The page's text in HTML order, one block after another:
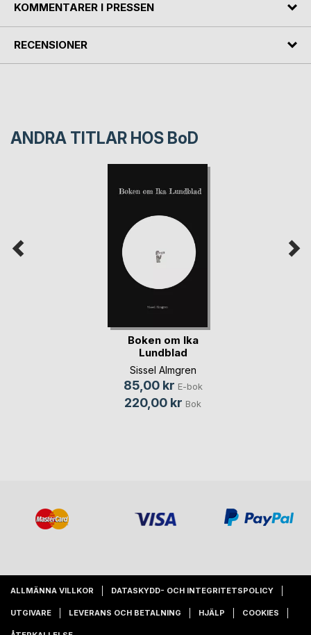
KOMMENTARER I PRESSEN
RECENSIONER
ANDRA TITLAR HOS BoD
Boken om Ika
Lundblad
Sissel Almgren
85,00 kr E-bok
220,00 kr Bok
ALLMÄNNA VILLKOR DATASKYDD- OCH INTEGRITETSPOLICY
UTGIVARE LEVERANS OCH BETALNING HJÄLP COOKIES